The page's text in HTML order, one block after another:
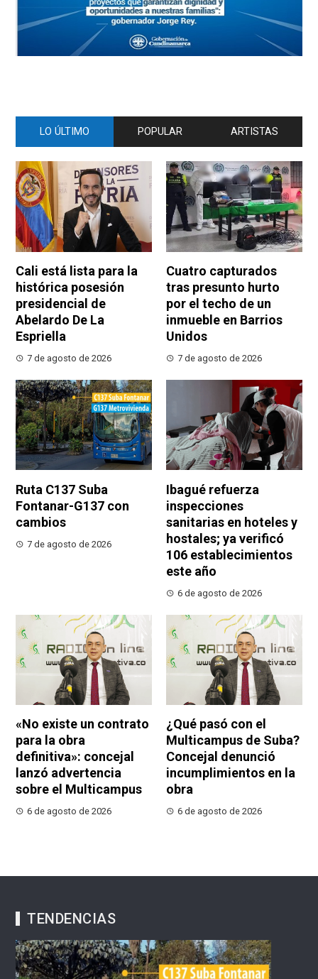
LO ÚLTIMO POPULAR ARTISTAS
Cali está lista para la
histórica posesión
presidencial de
Abelardo De La
Espriella
7 de agosto de 2026
Cuatro capturados
tras presunto hurto
por el techo de un
inmueble en Barrios
Unidos
7 de agosto de 2026
Ruta C137 Suba
Fontanar-G137 con
cambios
7 de agosto de 2026
Ibagué refuerza
inspecciones
sanitarias en hoteles y
hostales; ya verificó
106 establecimientos
este año
6 de agosto de 2026
«No existe un contrato
para la obra
definitiva»: concejal
lanzó advertencia
sobre el Multicampus
6 de agosto de 2026
¿Qué pasó con el
Multicampus de Suba?
Concejal denunció
incumplimientos en la
obra
6 de agosto de 2026
TENDENCIAS